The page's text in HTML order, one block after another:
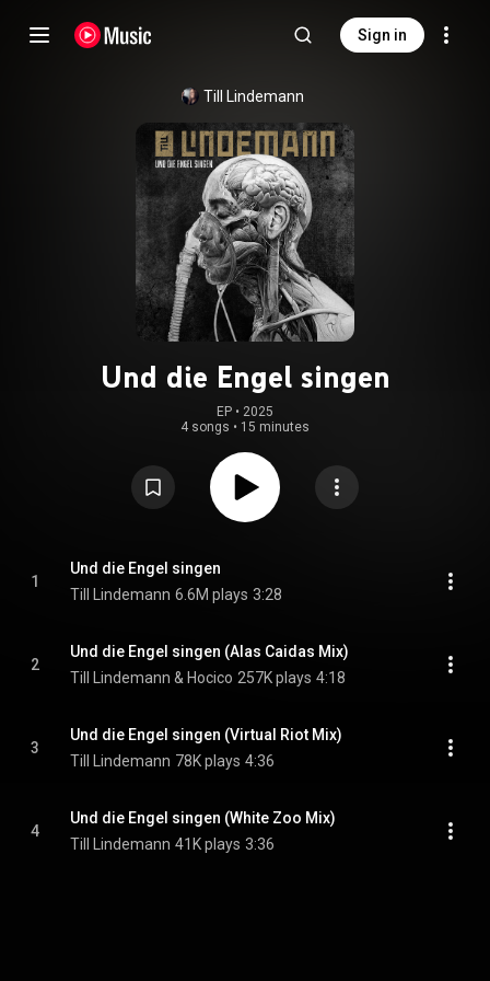
Sign in
Till Lindemann
Und die Engel singen
EP • 2025
4 songs • 15 minutes
1
Und die Engel singen
Till Lindemann 6.6M plays 3:28
2
Und die Engel singen (Alas Caidas Mix)
Till Lindemann & Hocico 257K plays 4:18
3
Und die Engel singen (Virtual Riot Mix)
Till Lindemann 78K plays 4:36
4
Und die Engel singen (White Zoo Mix)
Till Lindemann 41K plays 3:36